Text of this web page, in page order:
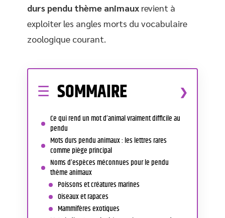
durs pendu thème animaux revient à
exploiter les angles morts du vocabulaire
zoologique courant.
SOMMAIRE
Ce qui rend un mot d’animal vraiment difficile au
pendu
Mots durs pendu animaux : les lettres rares
comme piège principal
Noms d’espèces méconnues pour le pendu
thème animaux
Poissons et créatures marines
Oiseaux et rapaces
Mammifères exotiques